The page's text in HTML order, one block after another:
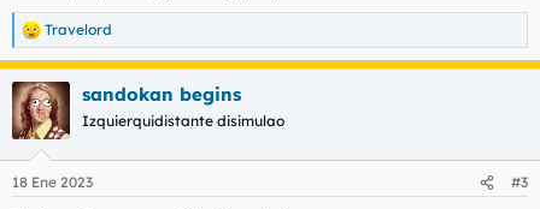
R
e
a
c
c
i
e
Travelord
sandokan begins
Izquierquidistante disimulao
18 Ene 2023 #3